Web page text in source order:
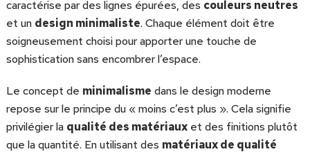
caractérise par des lignes épurées, des couleurs neutres
et un design minimaliste. Chaque élément doit être
soigneusement choisi pour apporter une touche de
sophistication sans encombrer l’espace.
Le concept de minimalisme dans le design moderne
repose sur le principe du « moins c’est plus ». Cela signifie
privilégier la qualité des matériauxet des finitions plutôt
que la quantité. En utilisant des matériaux de qualité